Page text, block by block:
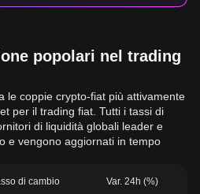
popolari nel trading
le coppie crypto-fiat più attivamente
per il trading fiat. Tutti i tassi di
di liquidità globali leader e
e vengono aggiornati in tempo
di cambio Var. 24h (%)